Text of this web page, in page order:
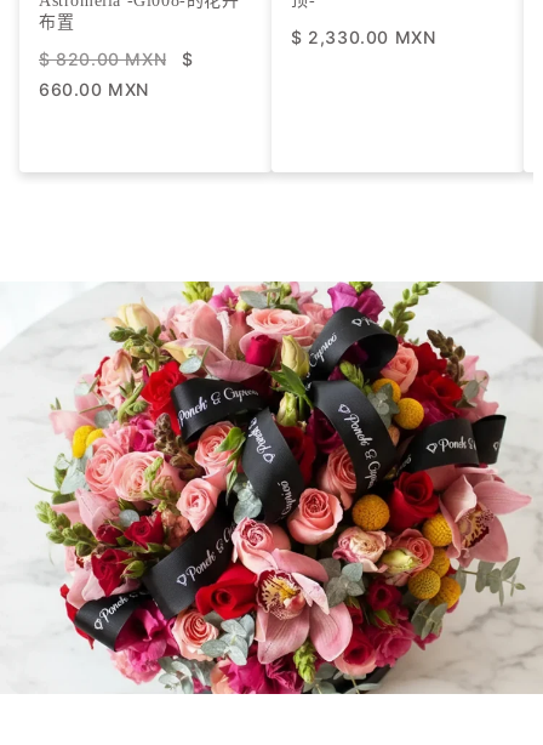
布置
$ 820.00 MXN
$
660.00 MXN
$ 2,330.00 MXN